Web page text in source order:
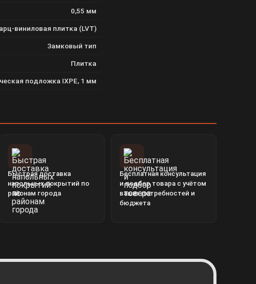
0,55 мм
виниловая плитка (LVT)
Замковый тип
Плитка
подложка IXPE, 1 мм
Быстрая доставка
напольных покрытий по
районам города
Бесплатная консультация
и подбор товара с учётом
ваших потребностей и
бюджета